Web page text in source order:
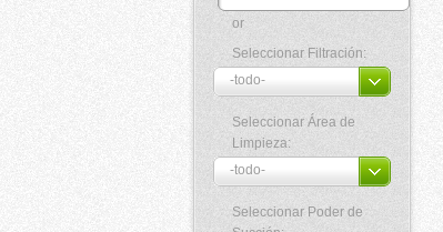
or
Seleccionar Filtración:
Seleccionar Área de
Limpieza:
Seleccionar Poder de